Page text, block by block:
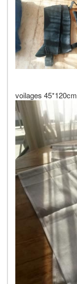
voilages 45*120cm